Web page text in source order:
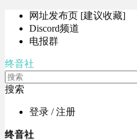
网址发布页 [建议收藏]
Discord频道
电报群
终音社
搜索
登录 / 注册
终音社